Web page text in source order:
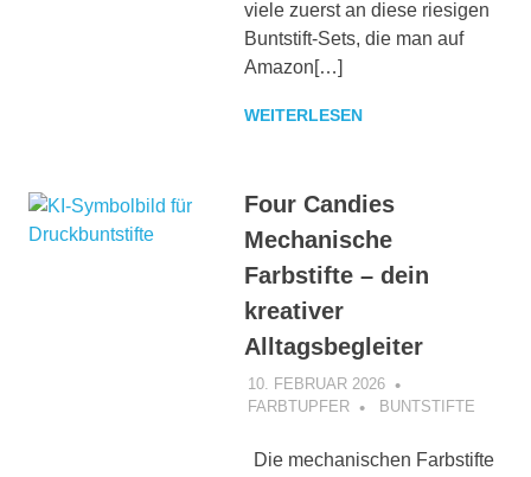
viele zuerst an diese riesigen
Buntstift-Sets, die man auf
Amazon[…]
WEITERLESEN
Four Candies
Mechanische
Farbstifte – dein
kreativer
Alltagsbegleiter
10. FEBRUAR 2026
FARBTUPFER
BUNTSTIFTE
Die mechanischen Farbstifte